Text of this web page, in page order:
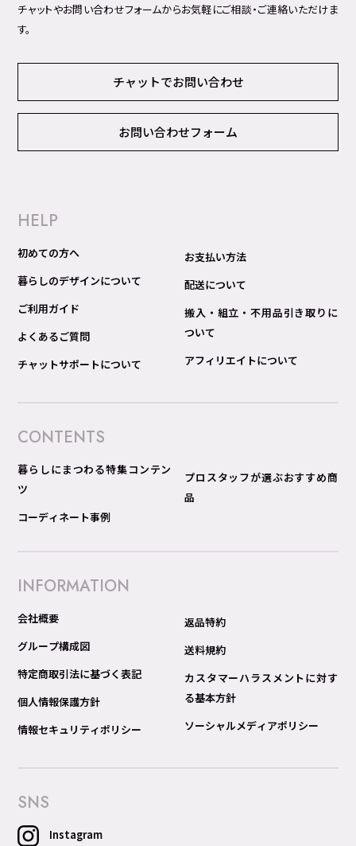
チャットやお問い合わせフォームからお気軽にご相談・ご連絡いただけま
す。
チャットでお問い合わせ
お問い合わせフォーム
HELP
初めての方へ
暮らしのデザインについて
ご利用ガイド
よくあるご質問
チャットサポートについて
お支払い方法
配送について
搬入・組立・不用品引き取りに
ついて
アフィリエイトについて
CONTENTS
暮らしにまつわる特集コンテン
ツ
コーディネート事例
プロスタッフが選ぶおすすめ商
品
INFORMATION
会社概要
グループ構成図
特定商取引法に基づく表記
個人情報保護方針
情報セキュリティポリシー
返品特約
送料規約
カスタマーハラスメントに対す
る基本方針
ソーシャルメディアポリシー
SNS
Instagram